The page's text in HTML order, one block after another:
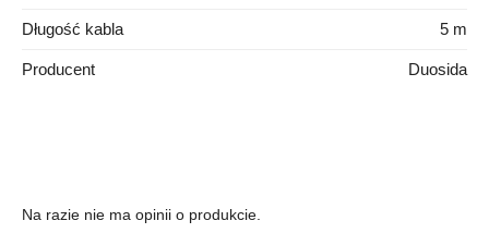
Długość kabla 5 m
Producent Duosida
Na razie nie ma opinii o produkcie.